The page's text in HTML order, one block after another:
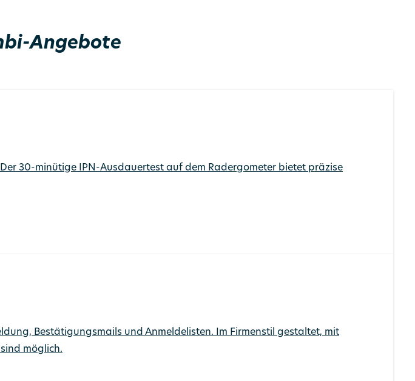
Angebote
30-minütige IPN-Ausdauertest auf dem Radergometer bietet präzise
Bestätigungsmails und Anmeldelisten. Im Firmenstil gestaltet, mit
möglich.